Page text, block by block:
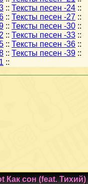
:: Тексты песен -24 ::
:: Тексты песен -27 ::
:: Тексты песен -30 ::
:: Тексты песен -33 ::
:: Тексты песен -36 ::
:: Тексты песен -39 ::
::
Как сон (feat. Тихий)